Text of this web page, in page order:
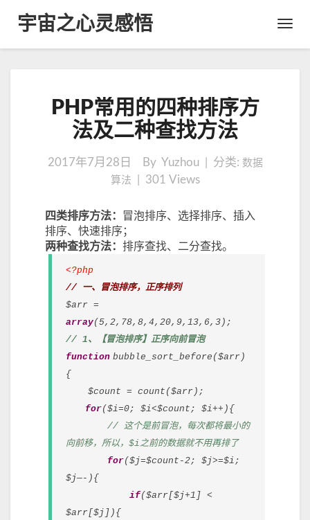
Toggle
宇宙之心灵感悟
H
P
常
的
四
排
方
二
查
找
PHP常用的四种排序方
法及二种查找方法
2017年7月28日 By Yuzhou | 分类: 数据
算法
301 Views
四类排序方法：
冒泡排序、选择排序、插入
排序、快速排序；
两种查找方法： 排序查找、二分查找。
<?php
// 一、冒泡排序，正序排列
$arr =
array(5,2,78,8,4,20,9,13,6,3);
// 1、【冒泡排序】正序向前冒泡
function bubble_sort_before($arr)
{
$count = count($arr);
for($i=0; $i<$count; $i++){
// 这个是前冒泡，每次都将最小的
向前移，所以，$i之前的数据就不用再排了
for($j=$count-2; $j>=$i;
$j—-){
if($arr[$j+1] <
$arr[$j]){